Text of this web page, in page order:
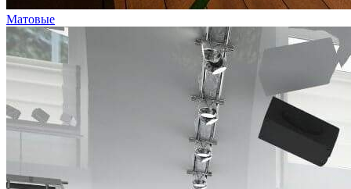
Матовые